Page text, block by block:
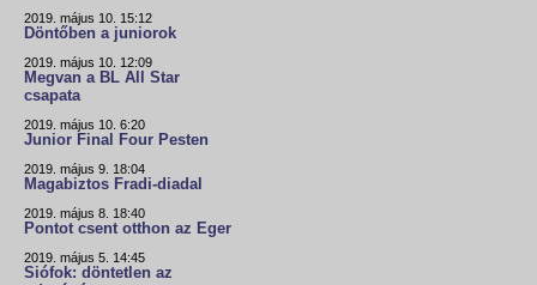
2019. május 10. 15:12
Döntőben a juniorok
2019. május 10. 12:09
Megvan a BL All Star
csapata
2019. május 10. 6:20
Junior Final Four Pesten
2019. május 9. 18:04
Magabiztos Fradi-diadal
2019. május 8. 18:40
Pontot csent otthon az Eger
2019. május 5. 14:45
Siófok: döntetlen az